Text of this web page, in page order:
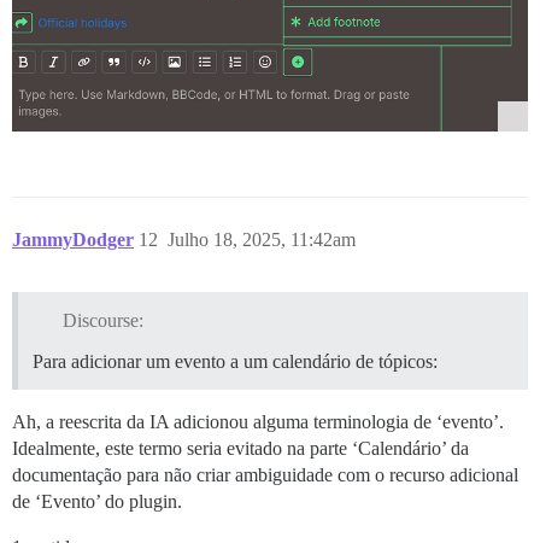
JammyDodger Julho 18, 2025, 11:42am
12
Discourse:
Para adicionar um evento a um calendário de tópicos:
Ah, a reescrita da IA adicionou alguma terminologia de ‘evento’.
Idealmente, este termo seria evitado na parte ‘Calendário’ da
documentação para não criar ambiguidade com o recurso adicional
de ‘Evento’ do plugin.